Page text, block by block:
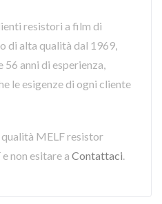
resistori a film di
di alta qualità dal 1969,
anni di esperienza,
le esigenze di ogni cliente
MELF resistor
e non esitare a Contattaci